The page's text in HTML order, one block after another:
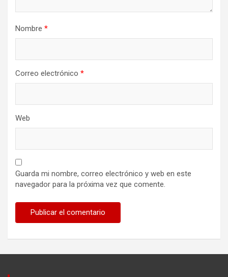
Nombre *
Correo electrónico *
Web
Guarda mi nombre, correo electrónico y web en este
navegador para la próxima vez que comente.